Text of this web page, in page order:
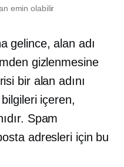
emin olabilir
gelince, alan adı
gizlenmesine
bir alan adını
içeren,
Spam
adresleri için bu